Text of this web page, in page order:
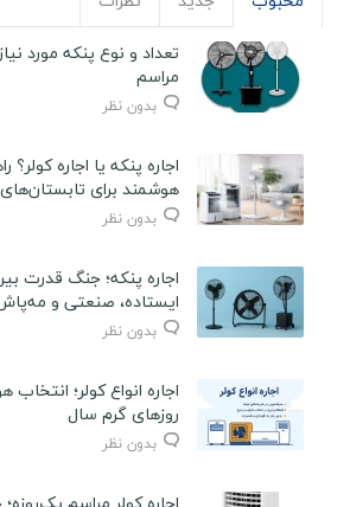
تعداد و نوع پنکه مورد
مراسم
بدون نظر
اجاره پنکه یا اجاره
هوشمند برای
بدون نظر
اجاره پنکه؛ جنگ قدرت
ایستاده، صنعتی و
بدون نظر
اجاره انواع کولر؛ انتخاب
روزهای گرم سال
بدون نظر